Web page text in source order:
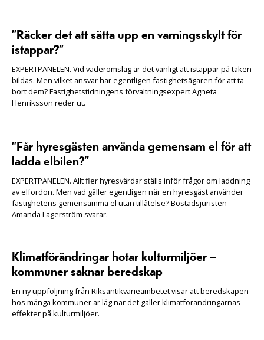
”Räcker det att sätta upp en varningsskylt för
istappar?”
EXPERTPANELEN. Vid väderomslag är det vanligt att istappar på taken
bildas. Men vilket ansvar har egentligen fastighetsägaren för att ta
bort dem? Fastighetstidningens förvaltningsexpert Agneta
Henriksson reder ut.
”Får hyresgästen använda gemensam el för att
ladda elbilen?”
EXPERTPANELEN. Allt fler hyresvärdar ställs inför frågor om laddning
av elfordon. Men vad gäller egentligen när en hyresgäst använder
fastighetens gemensamma el utan tillåtelse? Bostadsjuristen
Amanda Lagerström svarar.
Klimatförändringar hotar kulturmiljöer –
kommuner saknar beredskap
En ny uppföljning från Riksantikvarieämbetet visar att beredskapen
hos många kommuner är låg när det gäller klimatförändringarnas
effekter på kulturmiljöer.